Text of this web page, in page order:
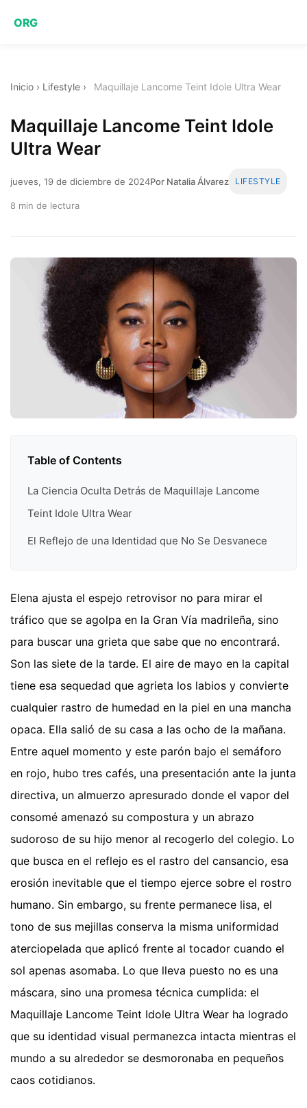
ORG
Inicio › Lifestyle › Maquillaje Lancome Teint Idole Ultra Wear
Maquillaje Lancome Teint Idole
Ultra Wear
jueves, 19 de diciembre de 2024Por Natalia Álvarez LIFESTYLE
8 min de lectura
Table of Contents
La Ciencia Oculta Detrás de Maquillaje Lancome
Teint Idole Ultra Wear
El Reflejo de una Identidad que No Se Desvanece
Elena ajusta el espejo retrovisor no para mirar el
tráfico que se agolpa en la Gran Vía madrileña, sino
para buscar una grieta que sabe que no encontrará.
Son las siete de la tarde. El aire de mayo en la capital
tiene esa sequedad que agrieta los labios y convierte
cualquier rastro de humedad en la piel en una mancha
opaca. Ella salió de su casa a las ocho de la mañana.
Entre aquel momento y este parón bajo el semáforo
en rojo, hubo tres cafés, una presentación ante la junta
directiva, un almuerzo apresurado donde el vapor del
consomé amenazó su compostura y un abrazo
sudoroso de su hijo menor al recogerlo del colegio. Lo
que busca en el reflejo es el rastro del cansancio, esa
erosión inevitable que el tiempo ejerce sobre el rostro
humano. Sin embargo, su frente permanece lisa, el
tono de sus mejillas conserva la misma uniformidad
aterciopelada que aplicó frente al tocador cuando el
sol apenas asomaba. Lo que lleva puesto no es una
máscara, sino una promesa técnica cumplida: el
Maquillaje Lancome Teint Idole Ultra Wear ha logrado
que su identidad visual permanezca intacta mientras el
mundo a su alrededor se desmoronaba en pequeños
caos cotidianos.